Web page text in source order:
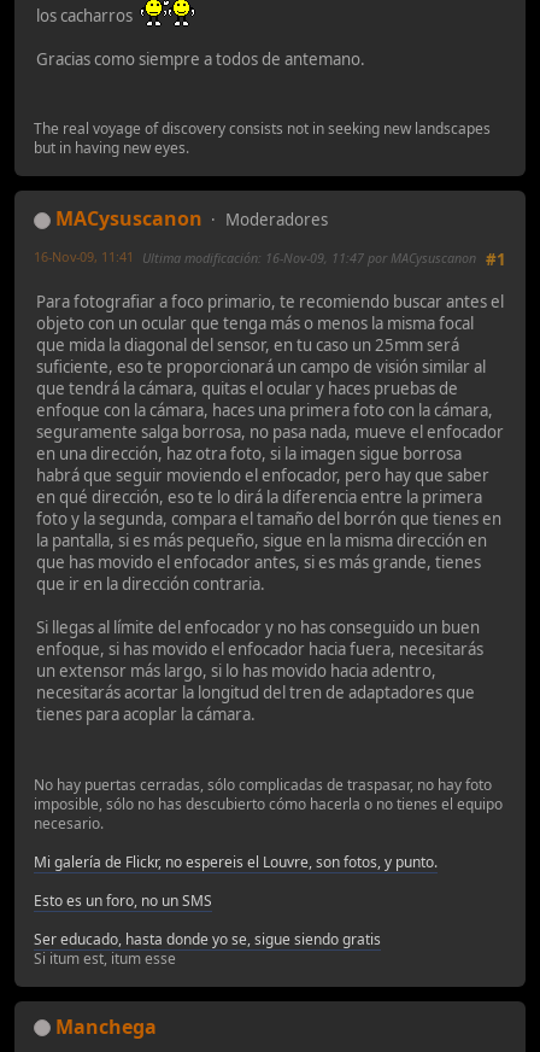
los cacharros
Gracias como siempre a todos de antemano.
The real voyage of discovery consists not in seeking new landscapes
but in having new eyes.
MACysuscanon
Moderadores
#1
16-Nov-09, 11:41 Ultima modificación: 16-Nov-09, 11:47 por MACysuscanon
Para fotografiar a foco primario, te recomiendo buscar antes el
objeto con un ocular que tenga más o menos la misma focal
que mida la diagonal del sensor, en tu caso un 25mm será
suficiente, eso te proporcionará un campo de visión similar al
que tendrá la cámara, quitas el ocular y haces pruebas de
enfoque con la cámara, haces una primera foto con la cámara,
seguramente salga borrosa, no pasa nada, mueve el enfocador
en una dirección, haz otra foto, si la imagen sigue borrosa
habrá que seguir moviendo el enfocador, pero hay que saber
en qué dirección, eso te lo dirá la diferencia entre la primera
foto y la segunda, compara el tamaño del borrón que tienes en
la pantalla, si es más pequeño, sigue en la misma dirección en
que has movido el enfocador antes, si es más grande, tienes
que ir en la dirección contraria.
Si llegas al límite del enfocador y no has conseguido un buen
enfoque, si has movido el enfocador hacia fuera, necesitarás
un extensor más largo, si lo has movido hacia adentro,
necesitarás acortar la longitud del tren de adaptadores que
tienes para acoplar la cámara.
No hay puertas cerradas, sólo complicadas de traspasar, no hay foto
imposible, sólo no has descubierto cómo hacerla o no tienes el equipo
necesario.
Mi galería de Flickr, no espereis el Louvre, son fotos, y punto.
Esto es un foro, no un SMS
Ser educado, hasta donde yo se, sigue siendo gratis
Si itum est, itum esse
Manchega